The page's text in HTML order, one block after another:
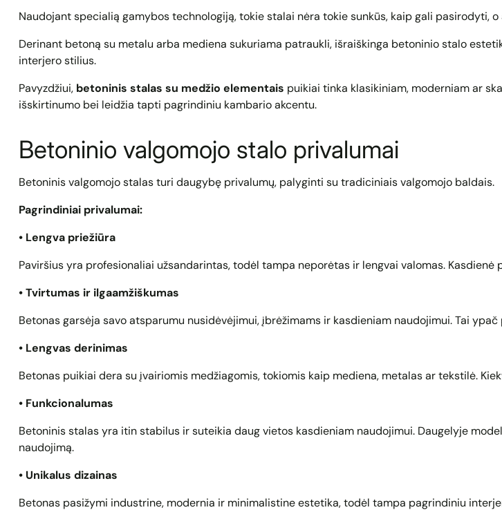
Naudojant specialią gamybos technologiją, tokie stalai nėra tokie sunkūs, kaip gali pasirodyti,
Derinant betoną su metalu arba mediena sukuriama patraukli, išraiškinga betoninio stalo
interjero stilius.
Pavyzdžiui, betoninis stalas su medžio elementais puikiai tinka klasikiniam, moderniam ar
išskirtinumo bei leidžia tapti pagrindiniu kambario akcentu.
Betoninio valgomojo stalo privalumai
Betoninis valgomojo stalas turi daugybę privalumų, palyginti su tradiciniais valgomojo baldais.
Pagrindiniai privalumai:
• Lengva priežiūra
Paviršius yra profesionaliai užsandarintas, todėl tampa neporėtas ir lengvai valomas. Kasdienė
• Tvirtumas ir ilgaamžiškumas
Betonas garsėja savo atsparumu nusidėvėjimui, įbrėžimams ir kasdieniam naudojimui. Tai
• Lengvas derinimas
Betonas puikiai dera su įvairiomis medžiagomis, tokiomis kaip mediena, metalas ar tekstilė.
• Funkcionalumas
Betoninis stalas yra itin stabilus ir suteikia daug vietos kasdieniam naudojimui. Daugelyje
naudojimą.
• Unikalus dizainas
Betonas pasižymi industrine, modernia ir minimalistine estetika, todėl tampa pagrindiniu